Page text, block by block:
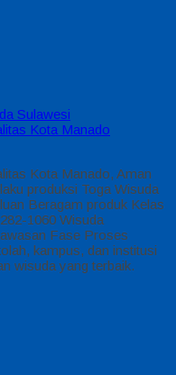
Sulawesi
Kota Manado
Kota Manado, Aman
produksi Toga Wisuda
Beragam produk Kelas
1060 Wisuda
Fase Proses
kampus, dan institusi
wisuda yang terbaik.